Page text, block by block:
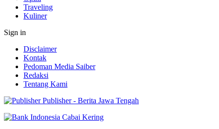
Traveling
Kuliner
Sign in
Disclaimer
Kontak
Pedoman Media Saiber
Redaksi
Tentang Kami
Publisher - Berita Jawa Tengah